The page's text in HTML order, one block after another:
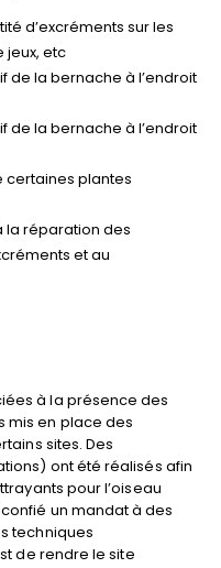
d’excréments sur les
jeux, etc
la bernache à l’endroit
la bernache à l’endroit
certaines plantes
la réparation des
et au
à la présence des
mis en place des
sites. Des
ont été réalisés afin
pour l’oiseau
un mandat à des
techniques
de rendre le site